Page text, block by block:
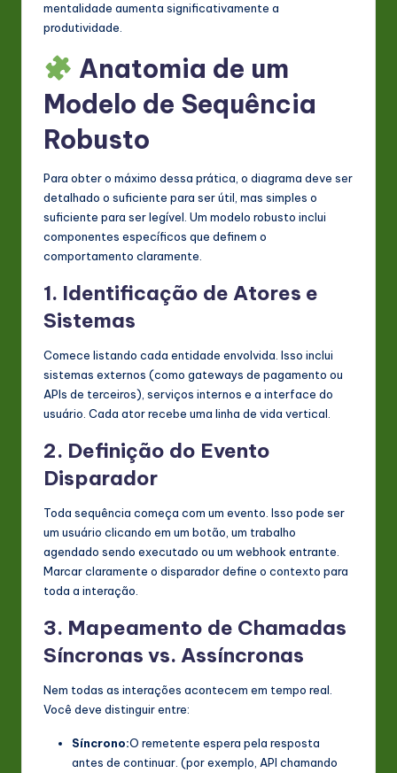
mentalidade aumenta significativamente a
produtividade.
Anatomia de um
Modelo de Sequência
Robusto
Para obter o máximo dessa prática, o diagrama deve ser
detalhado o suficiente para ser útil, mas simples o
suficiente para ser legível. Um modelo robusto inclui
componentes específicos que definem o
comportamento claramente.
1. Identificação de Atores e
Sistemas
Comece listando cada entidade envolvida. Isso inclui
sistemas externos (como gateways de pagamento ou
APIs de terceiros), serviços internos e a interface do
usuário. Cada ator recebe uma linha de vida vertical.
2. Definição do Evento
Disparador
Toda sequência começa com um evento. Isso pode ser
um usuário clicando em um botão, um trabalho
agendado sendo executado ou um webhook entrante.
Marcar claramente o disparador define o contexto para
toda a interação.
3. Mapeamento de Chamadas
Síncronas vs. Assíncronas
Nem todas as interações acontecem em tempo real.
Você deve distinguir entre:
Síncrono:O remetente espera pela resposta
antes de continuar. (por exemplo, API chamando